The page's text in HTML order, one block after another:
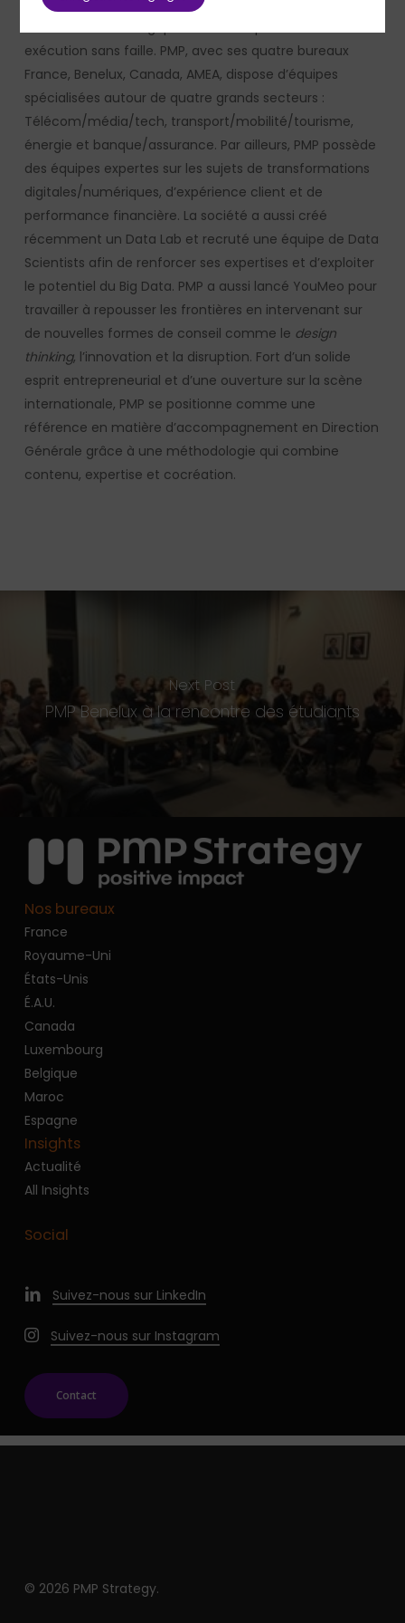
prestation qui allie profondeur en matière de réflexion
exécution sans faille. PMP, avec ses quatre bureaux
France, Benelux, Canada, AMEA, dispose d’équipes
spécialisées autour de quatre grands secteurs :
Télécom/média/tech, transport/mobilité/tourisme,
énergie et banque/assurance. Par ailleurs, PMP possède
des équipes expertes sur les sujets de transformations
digitales/numériques, d’expérience client et de
performance financière. La société a aussi créé
récemment un Data Lab et recruté une équipe de Data
Scientists afin de renforcer ses expertises et d’exploiter
le potentiel du Big Data. PMP a aussi lancé YouMeo pour
travailler à repousser les frontières en intervenant sur
de nouvelles formes de conseil comme le design
thinking, l’innovation et la disruption. Fort d’un solide
esprit entrepreneurial et d’une ouverture sur la scène
internationale, PMP se positionne comme une
référence en matière d’accompagnement en Direction
Générale grâce à une méthodologie qui combine
contenu, expertise et cocréation.
Next Post
PMP Benelux à la rencontre des étudiants
Nos bureaux
France
Royaume-Uni
États-Unis
É.A.U.
Canada
Luxembourg
Belgique
Maroc
Espagne
Insights
Actualité
All Insights
Social
Suivez-nous sur LinkedIn
Suivez-nous sur Instagram
Contact
© 2026 PMP Strategy.